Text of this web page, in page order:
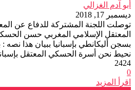
أبو آدم الغزالي
ديسمبر 17, 2018
توصلت اللجنة المشتركة للدفاع عن
المعتقل الإسلامي المغربي حسن
بسجن أليكانطي بإسبانيا ببيان هذا نصه
نحيط نحن أسرة الحسكي المعتقل
2424
0
اقرأ المزيد